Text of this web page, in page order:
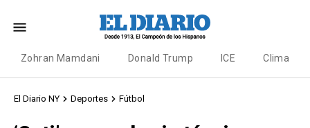
Zohran Mamdani Donald Trump ICE Clima
El Diario NY Deportes Fútbol